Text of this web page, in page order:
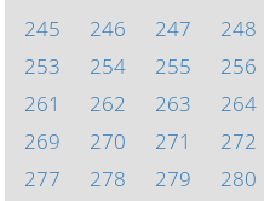
245
246 247 248
253
254 255 256
261
262 263 264
269
270 271 272
277
278 279 280